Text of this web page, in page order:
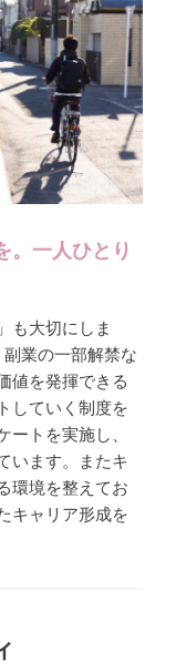
。一人ひとり
も大切にしま
業の一部解禁な
値を発揮できる
していく制度を
トを実施し、
います。またキ
環境を整えてお
キャリア形成を